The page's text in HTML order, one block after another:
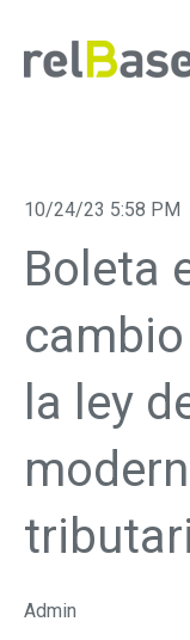
10/24/23 5:58 PM
Boleta
la ley
Admin